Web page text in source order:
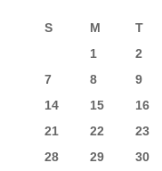
S M T
1
2
7
8 9
14
15 16
21
22 23
28
29 30